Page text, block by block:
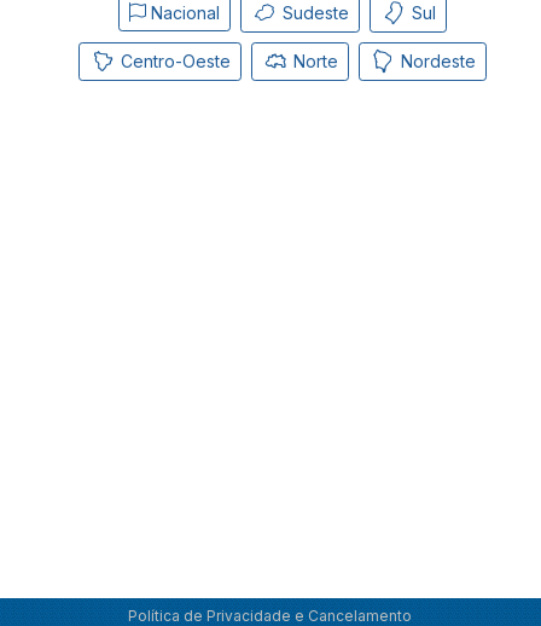
Nacional Sudeste Sul
Centro-Oeste Norte Nordeste
Política de Privacidade e Cancelamento